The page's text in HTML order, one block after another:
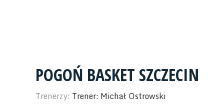
POGOŃ BASKET SZCZECIN
Trenerzy: Trener: Michał Ostrowski